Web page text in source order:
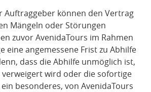
Auftraggeber können den Vertrag
Mängeln oder Störungen
zuvor AvenidaTours im Rahmen
eine angemessene Frist zu Abhilfe
dass die Abhilfe unmöglich ist,
wird oder die sofortige
besonderes, von AvenidaTours